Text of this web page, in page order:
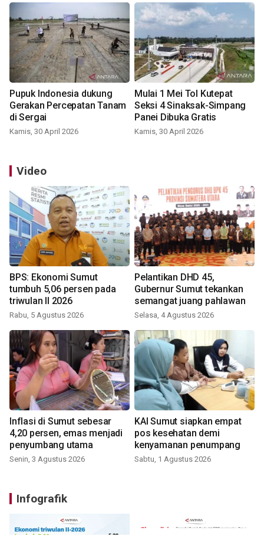
Pupuk Indonesia dukung
Gerakan Percepatan Tanam
di Sergai
Kamis, 30 April 2026
Mulai 1 Mei Tol Kutepat
Seksi 4 Sinaksak-Simpang
Panei Dibuka Gratis
Kamis, 30 April 2026
Video
BPS: Ekonomi Sumut
tumbuh 5,06 persen pada
triwulan II 2026
Rabu, 5 Agustus 2026
Pelantikan DHD 45,
Gubernur Sumut tekankan
semangat juang pahlawan
Selasa, 4 Agustus 2026
Inflasi di Sumut sebesar
4,20 persen, emas menjadi
penyumbang utama
Senin, 3 Agustus 2026
KAI Sumut siapkan empat
pos kesehatan demi
kenyamanan penumpang
Sabtu, 1 Agustus 2026
Infografik